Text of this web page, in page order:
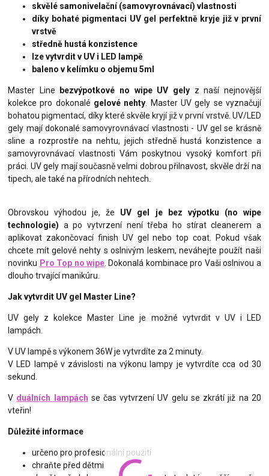
skvělé samonivelační (samovyrovnávací) vlastnosti
díky bohaté pigmentaci UV gel perfektně kryje již v první
vrstvě
středně hustá konzistence
lze vytvrdit v UV i LED lampě
baleno v kelímku o objemu 5ml
Master Line bezvýpotkové no wipe UV gelyz naší nejnovější
kolekce pro dokonalé gelové nehty . Master UV gely se vyznačují
bohatou pigmentací, díky které skvěle kryjí již v první vrstvě. UV/LED
gely mají dokonalé samovyrovnávací vlastnosti - UV gel se krásně
sline a rozprostře na nehtu, jejich středně hustá konzistence a
samovyrovnávací vlastnosti Vám poskytnou vysoký komfort při
práci. UV gely mají současně velmi dobrou přilnavost, skvěle drží na
tipech, ale také na přírodních nehtech.
Obrovskou výhodou je, že UV gel je bez výpotku (no wipe
technologie) a po vytvrzení není třeba ho stírat cleanerem a
aplikovat zakončovací finish UV gel nebo top coat. Pokud však
chcete mít gelové nehty s oslnivým leskem, neváhejte použít naši
novinku Pro Top no wipe . Dokonalá kombinace pro Vaši oslnivou a
dlouho trvající manikúru.
Jak vytvrdit UV gel Master Line?
UV gely z kolekce Master Line je možné vytvrdit v UV i LED
lampách.
V UV lampě s výkonem 36W je vytvrdíte za 2 minuty.
V LED lampě v závislosti na výkonu lampy je vytvrdíte cca od 30
sekund.
V duálních lampách se čas vytvrzení UV gelu se zkrátí již na 20
vteřin!
Důležité informace
určeno pro profesionální použití
chraňte před dětmi